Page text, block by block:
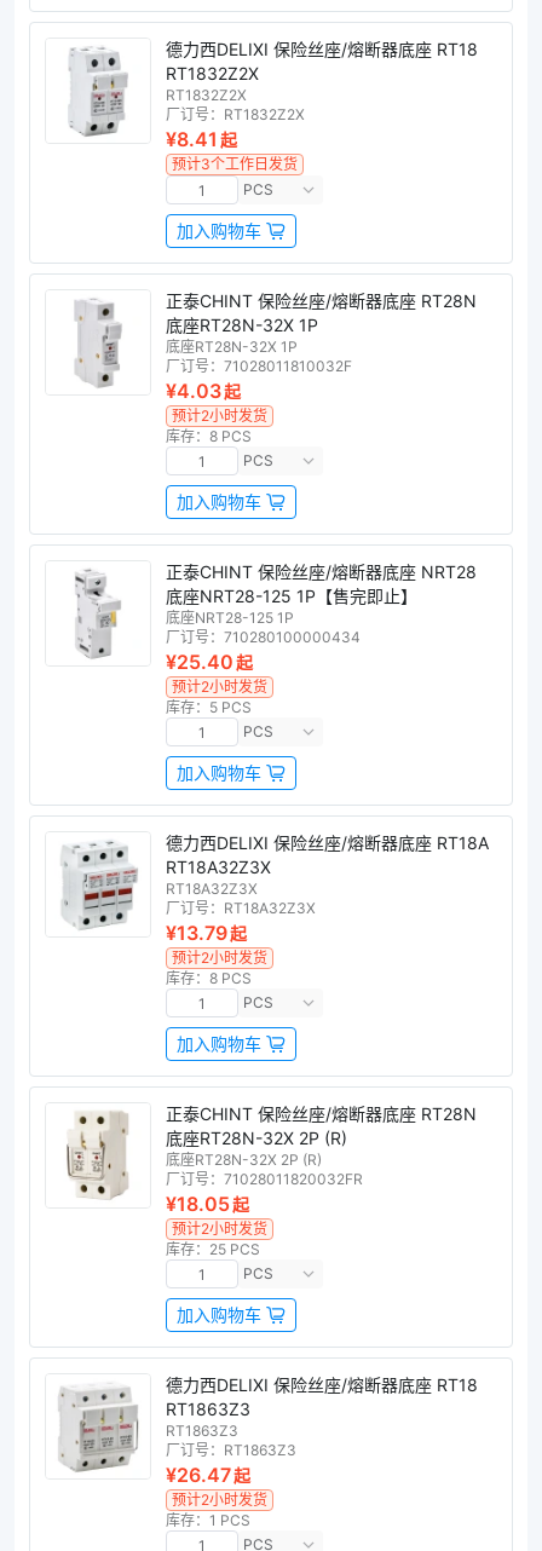
德力西DELIXI 保险丝座/熔断器底座 RT18
RT1832Z2X
RT1832Z2X
厂订号： RT1832Z2X
¥8.41 起
预计3个工作日发货
PCS
加入购物车
正泰CHINT 保险丝座/熔断器底座 RT28N
底座RT28N-32X 1P
底座RT28N-32X 1P
厂订号： 71028011810032F
¥4.03起
预计2小时发货
库存：8 PCS
PCS
加入购物车
正泰CHINT 保险丝座/熔断器底座 NRT28
底座NRT28-125 1P【售完即止】
底座NRT28-125 1P
厂订号： 710280100000434
¥25.40起
预计2小时发货
库存：5 PCS
PCS
加入购物车
德力西DELIXI 保险丝座/熔断器底座 RT18A
RT18A32Z3X
RT18A32Z3X
厂订号： RT18A32Z3X
¥13.79起
预计2小时发货
库存：8 PCS
PCS
加入购物车
正泰CHINT 保险丝座/熔断器底座 RT28N
底座RT28N-32X 2P (R)
底座RT28N-32X 2P (R)
厂订号： 71028011820032FR
¥18.05起
预计2小时发货
库存：25 PCS
PCS
加入购物车
德力西DELIXI 保险丝座/熔断器底座 RT18
RT1863Z3
RT1863Z3
厂订号： RT1863Z3
¥26.47起
预计2小时发货
库存：1 PCS
PCS